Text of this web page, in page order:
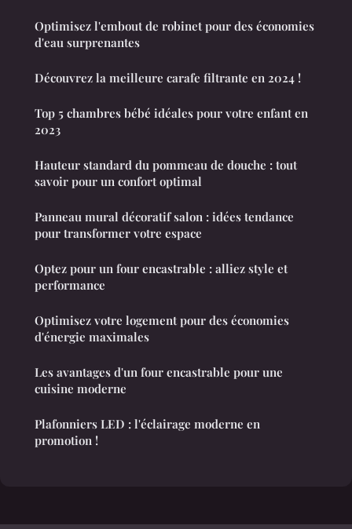
Optimisez l'embout de robinet pour des économies
d'eau surprenantes
Découvrez la meilleure carafe filtrante en 2024 !
Top 5 chambres bébé idéales pour votre enfant en
2023
Hauteur standard du pommeau de douche : tout
savoir pour un confort optimal
Panneau mural décoratif salon : idées tendance
pour transformer votre espace
Optez pour un four encastrable : alliez style et
performance
Optimisez votre logement pour des économies
d'énergie maximales
Les avantages d'un four encastrable pour une
cuisine moderne
Plafonniers LED : l'éclairage moderne en
promotion !